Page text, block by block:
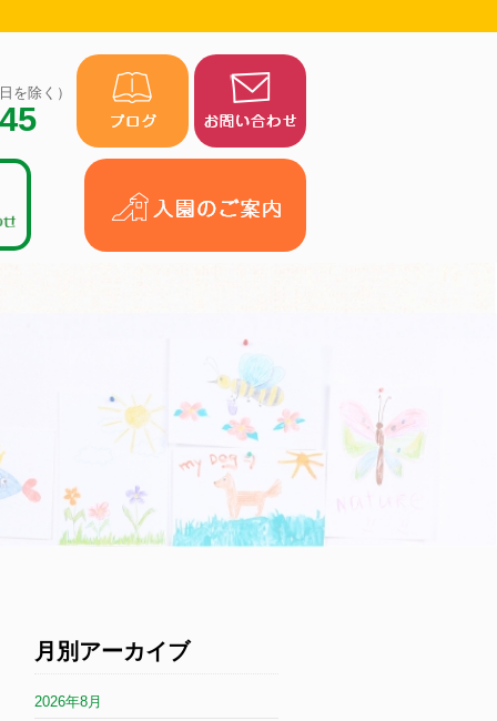
を除く）
月別アーカイブ
2026年8月